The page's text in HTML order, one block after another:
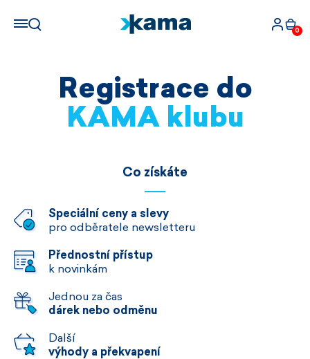
0
Registrace do
KAMA klubu
Co získáte
Speciální ceny a slevy
pro odběratele newsletteru
Přednostní přístup
k novinkám
Jednou za čas
dárek nebo odměnu
Další
výhody a překvapení